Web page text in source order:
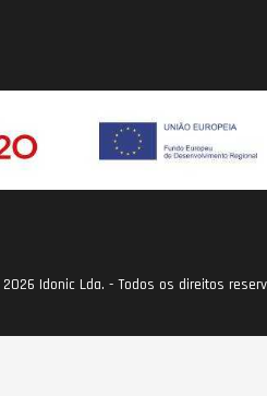
Idonic Lda. - Todos os direitos